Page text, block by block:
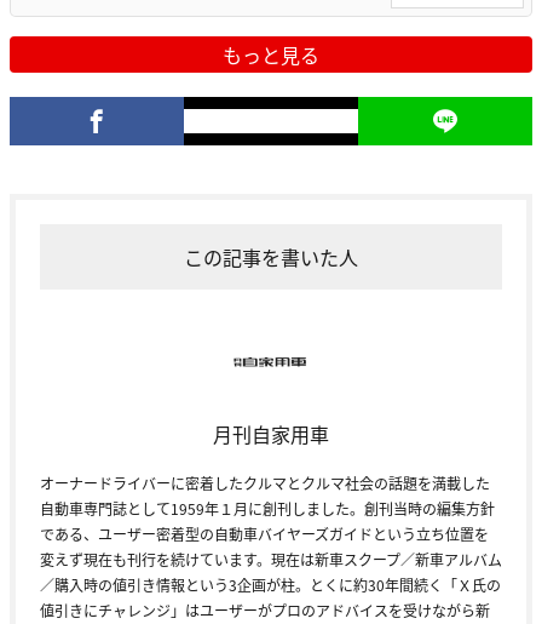
もっと見る
この記事を書いた人
月刊自家用車
オーナードライバーに密着したクルマとクルマ社会の話題を満載した
自動車専門誌として1959年１月に創刊しました。創刊当時の編集方針
である、ユーザー密着型の自動車バイヤーズガイドという立ち位置を
変えず現在も刊行を続けています。現在は新車スクープ／新車アルバム
／購入時の値引き情報という3企画が柱。とくに約30年間続く「Ｘ氏の
値引きにチャレンジ」はユーザーがプロのアドバイスを受けながら新